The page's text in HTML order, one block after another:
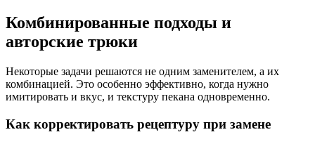
Комбинированные подходы и
авторские трюки
Некоторые задачи решаются не одним заменителем, а их
комбинацией. Это особенно эффективно, когда нужно
имитировать и вкус, и текстуру пекана одновременно.
Как корректировать рецептуру при замене